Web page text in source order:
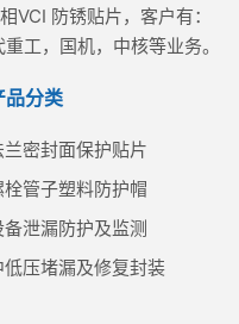
VCI 防锈贴片，客户有：
工，国机，中核等业务。
品分类
兰密封面保护贴片
栓管子塑料防护帽
备泄漏防护及监测
低压堵漏及修复封装